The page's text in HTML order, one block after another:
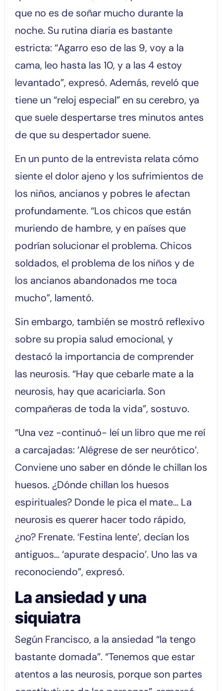
que no es de soñar mucho durante la
noche. Su rutina diaria es bastante
estricta: “Agarro eso de las 9, voy a la
cama, leo hasta las 10, y a las 4 estoy
levantado”, expresó. Además, reveló que
tiene un “reloj especial” en su cerebro, ya
que suele despertarse tres minutos antes
de que su despertador suene.
En un punto de la entrevista relata cómo
siente el dolor ajeno y los sufrimientos de
los niños, ancianos y pobres le afectan
profundamente. “Los chicos que están
muriendo de hambre, y en países que
podrían solucionar el problema. Chicos
soldados, el problema de los niños y de
los ancianos abandonados me toca
mucho”, lamentó.
Sin embargo, también se mostró reflexivo
sobre su propia salud emocional, y
destacó la importancia de comprender
las neurosis. “Hay que cebarle mate a la
neurosis, hay que acariciarla. Son
compañeras de toda la vida”, sostuvo.
“Una vez -continuó- leí un libro que me reí
a carcajadas: ‘Alégrese de ser neurótico’.
Conviene uno saber en dónde le chillan los
huesos. ¿Dónde chillan los huesos
espirituales? Donde le pica el mate… La
neurosis es querer hacer todo rápido,
¿no? Frenate. ‘Festina lente’, decían los
antiguos… ‘apurate despacio’. Uno las va
reconociendo”, expresó.
La ansiedad y una
siquiatra
Según Francisco, a la ansiedad “la tengo
bastante domada”. “Tenemos que estar
atentos a las neurosis, porque son partes